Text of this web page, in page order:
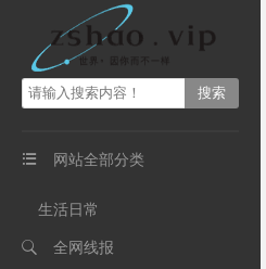
 网站全部分类
生活日常
 全网线报